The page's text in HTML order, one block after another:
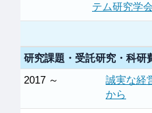
テム研究学
研究課題・受託研究・科研
2017 ～
誠実な経
から